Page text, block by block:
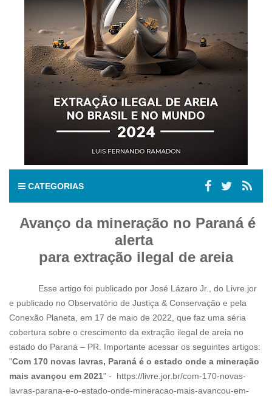
CATEGORIAS
Avanço da mineração no Paraná é
alerta
para extração ilegal de areia
Esse artigo foi publicado por José Lázaro Jr., do Livre.jor
e publicado no Observatório de Justiça & Conservação e pela
Conexão Planeta, em 17 de maio de 2022, que faz uma séria
cobertura sobre o crescimento da extração ilegal de areia no
estado do Paraná – PR. Importante acessar os seguintes artigos:
"Com 170 novas lavras, Paraná é o estado onde a mineração
mais avançou em 2021" - https://livre.jor.br/com-170-novas-
lavras-parana-e-o-estado-onde-mineracao-mais-avancou-em-